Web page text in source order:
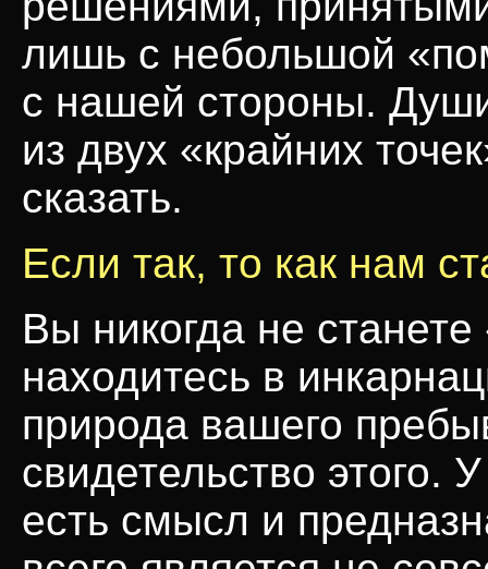
лишь с небольшой
с нашей стороны.
из двух «крайних
сказать.
Если так, то как нам
Вы никогда не
находитесь в
природа вашего
свидетельство этого.
есть смысл и